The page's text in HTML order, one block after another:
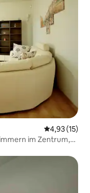
4,93 (15)
im Zentrum,